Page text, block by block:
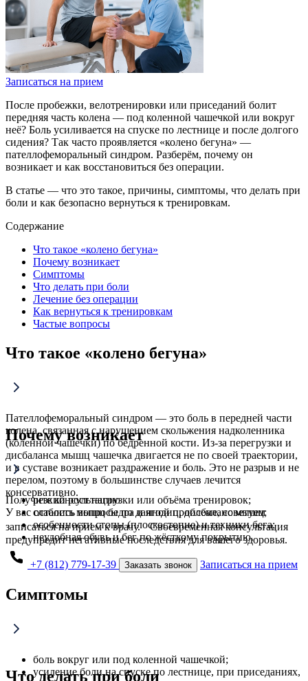
Записаться на прием
После пробежки, велотренировки или приседаний болит
передняя часть колена — под коленной чашечкой или вокруг
неё? Боль усиливается на спуске по лестнице и после долгого
сидения? Так часто проявляется «колено бегуна» —
пателлофеморальный синдром. Разберём, почему он
возникает и как восстановиться без операции.
В статье — что это такое, причины, симптомы, что делать при
боли и как безопасно вернуться к тренировкам.
Содержание
Что такое «колено бегуна»
Почему возникает
Симптомы
Что делать при боли
Лечение без операции
Как вернуться к тренировкам
Частые вопросы
Что такое «колено бегуна»
Пателлофеморальный синдром — это боль в передней части
колена, связанная с нарушением скольжения надколенника
(коленной чашечки) по бедренной кости. Из-за перегрузки и
дисбаланса мышц чашечка двигается не по своей траектории,
и в суставе возникает раздражение и боль. Это не разрыв и не
перелом, поэтому в большинстве случаев лечится
консервативно.
Почему возникает
резкий рост нагрузки или объёма тренировок;
слабость мышц бедра и ягодиц, дисбаланс мышц;
особенности стопы (плоскостопие) и техники бега;
неудобная обувь и бег по жёсткому покрытию.
Получите консультацию
У вас остались вопросы по данной проблеме, советуем
записаться на прием к врачу. Своевременная консультация
предупредит негативные последствия для вашего здоровья.
+7 (812) 779-17-39 Заказать звонок Записаться на прием
Симптомы
боль вокруг или под коленной чашечкой;
усиление боли на спуске по лестнице, при приседаниях,
Что делать при боли